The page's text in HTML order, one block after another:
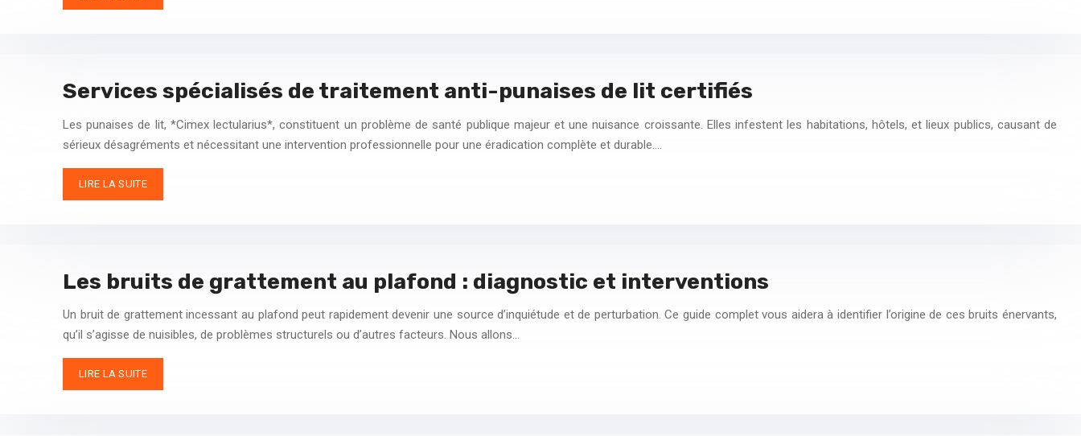
Services spécialisés de traitement anti-punaises de lit certifiés
Les punaises de lit, *Cimex lectularius*, constituent un problème de santé publique majeur et une nuisance croissante. Elles infestent les habitations, hôtels, et lieux publics, causant de
sérieux désagréments et nécessitant une intervention professionnelle pour une éradication complète et durable….
LIRE LA SUITE
Les bruits de grattement au plafond : diagnostic et interventions
Un bruit de grattement incessant au plafond peut rapidement devenir une source d’inquiétude et de perturbation. Ce guide complet vous aidera à identifier l’origine de ces bruits énervants,
qu’il s’agisse de nuisibles, de problèmes structurels ou d’autres facteurs. Nous allons…
LIRE LA SUITE